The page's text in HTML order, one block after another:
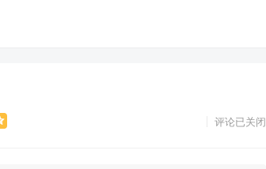
评论已关闭